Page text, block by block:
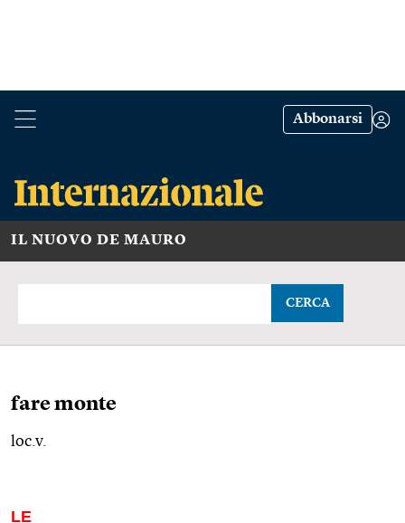
Abbonarsi
IL NUOVO DE MAURO
CERCA
fare monte
loc.v.
LE